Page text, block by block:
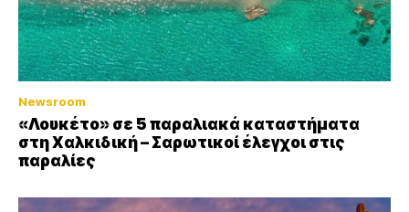
Newsroom
«Λουκέτο» σε 5 παραλιακά καταστήματα
στη Χαλκιδική – Σαρωτικοί έλεγχοι στις
παραλίες